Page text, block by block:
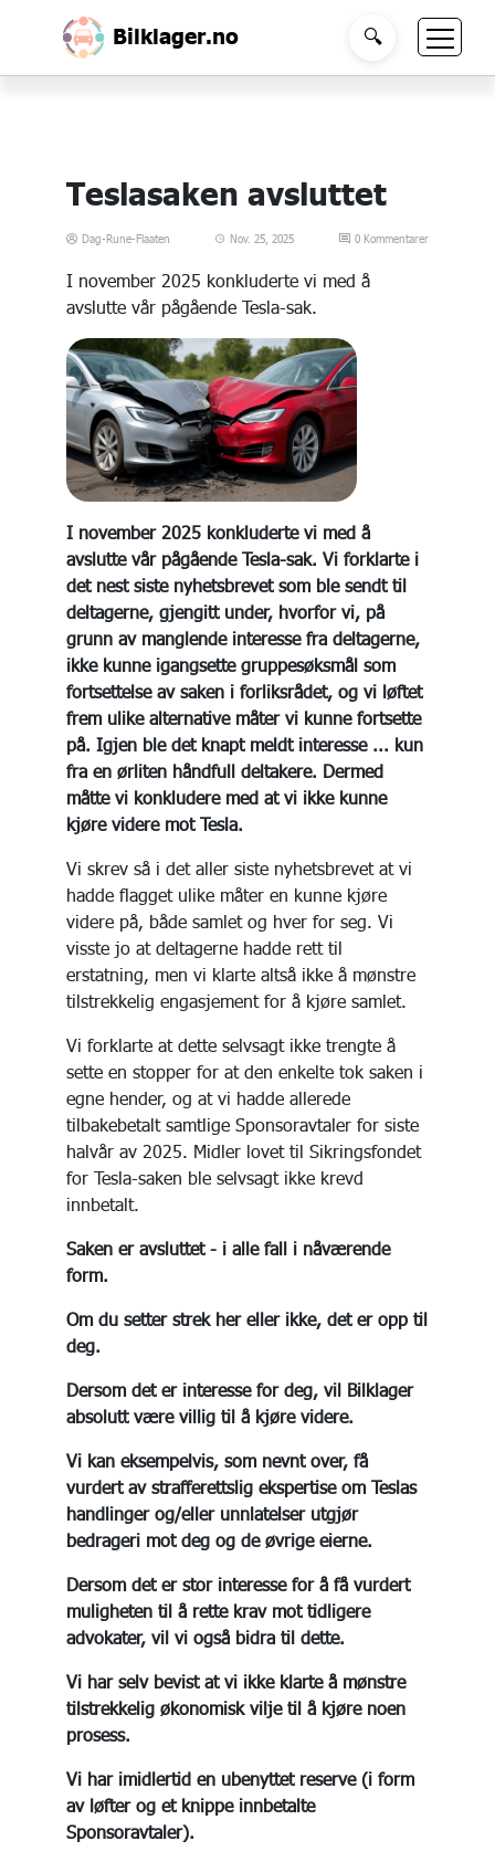
Bilklager.no 🔍
Søk på ""
Teslasaken avsluttet
Dag-Rune-Flaaten Nov. 25, 2025 0 Kommentarer
I november 2025 konkluderte vi med å
avslutte vår pågående Tesla-sak.
I november 2025 konkluderte vi med å
avslutte vår pågående Tesla-sak. Vi forklarte i
det nest siste nyhetsbrevet som ble sendt til
deltagerne, gjengitt under, hvorfor vi, på
grunn av manglende interesse fra deltagerne,
ikke kunne igangsette gruppesøksmål som
fortsettelse av saken i forliksrådet, og vi løftet
frem ulike alternative måter vi kunne fortsette
på. Igjen ble det knapt meldt interesse ... kun
fra en ørliten håndfull deltakere. Dermed
måtte vi konkludere med at vi ikke kunne
kjøre videre mot Tesla.
Vi skrev så i det aller siste nyhetsbrevet at vi
hadde flagget ulike måter en kunne kjøre
videre på, både samlet og hver for seg. Vi
visste jo at deltagerne hadde rett til
erstatning, men vi klarte altså ikke å mønstre
tilstrekkelig engasjement for å kjøre samlet.
Vi forklarte at dette selvsagt ikke trengte å
sette en stopper for at den enkelte tok saken i
egne hender, og at vi hadde allerede
tilbakebetalt samtlige Sponsoravtaler for siste
halvår av 2025. Midler lovet til Sikringsfondet
for Tesla-saken ble selvsagt ikke krevd
innbetalt.
Saken er avsluttet - i alle fall i nåværende
form.
Om du setter strek her eller ikke, det er opp til
deg.
Dersom det er interesse for deg, vil Bilklager
absolutt være villig til å kjøre videre.
Vi kan eksempelvis, som nevnt over, få
vurdert av strafferettslig ekspertise om Teslas
handlinger og/eller unnlatelser utgjør
bedrageri mot deg og de øvrige eierne.
Dersom det er stor interesse for å få vurdert
muligheten til å rette krav mot tidligere
advokater, vil vi også bidra til dette.
Vi har selv bevist at vi ikke klarte å mønstre
tilstrekkelig økonomisk vilje til å kjøre noen
prosess.
Vi har imidlertid en ubenyttet reserve (i form
av løfter og et knippe innbetalte
Sponsoravtaler).